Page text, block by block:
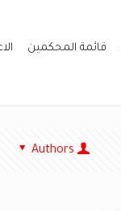
قائمة المحكمين
Authors